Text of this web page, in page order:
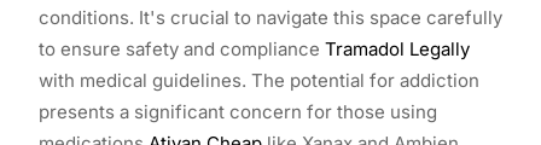
conditions. It's crucial to navigate this space carefully
to ensure safety and compliance Tramadol Legally
with medical guidelines. The potential for addiction
presents a significant concern for those using